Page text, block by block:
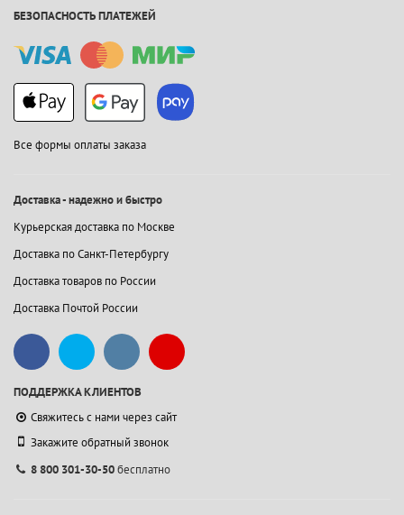
БЕЗОПАСНОСТЬ ПЛАТЕЖЕЙ
Все формы оплаты заказа
Доставка - надежно и быстро
Курьерская доставка по Москве
Доставка по Санкт-Петербургу
Доставка товаров по России
Доставка Почтой России
ПОДДЕРЖКА КЛИЕНТОВ
Свяжитесь с нами через сайт
Закажите обратный звонок
8 800 301-30-50бесплатно